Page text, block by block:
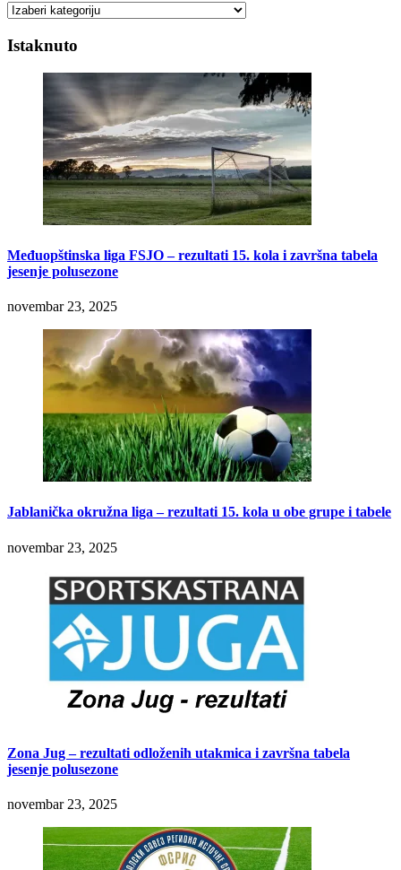
Kategorije
Istaknuto
Međuopštinska liga FSJO – rezultati 15. kola i završna tabela
jesenje polusezone
novembar 23, 2025
Jablanička okružna liga – rezultati 15. kola u obe grupe i tabele
novembar 23, 2025
Zona Jug – rezultati odloženih utakmica i završna tabela
jesenje polusezone
novembar 23, 2025